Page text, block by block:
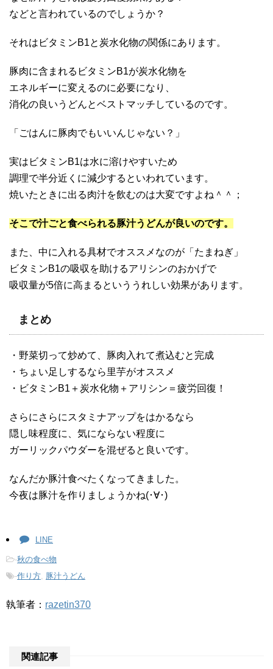
などと言われているのでしょうか？
それはビタミンB1と炭水化物の関係にあります。
豚肉に含まれるビタミンB1が炭水化物を
エネルギーに変えるのに必要になり、
消化の良いうどんとベストマッチしているのです。
「ごはんに豚肉でもいいんじゃない？」
実はビタミンB1は水に溶けやすいため
調理で半分近くに減少するといわれています。
焼いたときに出る肉汁を飲むのは大変ですよね＾＾；
そこで汁ごと食べられる豚汁うどんが良いのです。
また、中に入れる具材でオススメなのが「たまねぎ」
ビタミンB1の吸収を助けるアリシンのおかげで
吸収量が5倍に高まるといううれしい効果があります。
まとめ
・野菜切って炒めて、豚肉入れて煮込むと完成
・ちょい足しするなら里芋がオススメ
・ビタミンB1＋炭水化物＋アリシン＝疲労回復！
さらにさらにスタミナアップをはかるなら
隠し味程度に、気にならない程度に
ガーリックパウダーを混ぜると良いです。
なんだか豚汁食べたくなってきました。
今夜は豚汁を作りましょうかね(･∀･)
LINE
-秋の食べ物
-作り方 豚汁うどん
執筆者： razetin370
関連記事